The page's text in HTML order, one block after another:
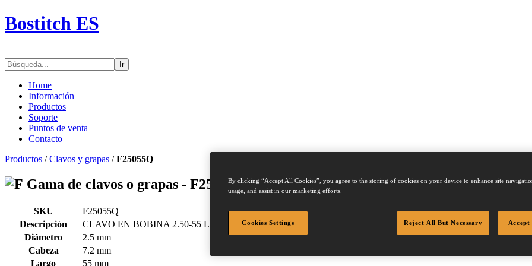
Bostitch ES
Ir
Home
Información
Productos
Soporte
Puntos de venta
Contacto
Productos /Clavos y grapas /F25055Q
Gama de clavos o grapas - F25055Q
SKU
F25055Q
Descripción
CLAVO EN BOBINA 2.50-55 LISO9.9M
Diámetro
2.5 mm
Cabeza
7.2 mm
Largo
55 mm
By clicking “Accept All Cookies”, you agree to the storing of cookies on your device to enhance site
usage, and assist in our marketing efforts.
Cookies Settings Reject All But Necessary Accept